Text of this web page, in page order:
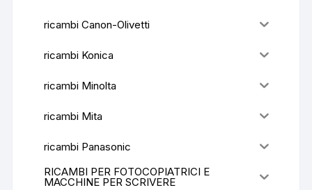
ricambi Canon-Olivetti
ricambi Konica
ricambi Minolta
ricambi Mita
ricambi Panasonic
RICAMBI PER FOTOCOPIATRICI E
MACCHINE PER SCRIVERE